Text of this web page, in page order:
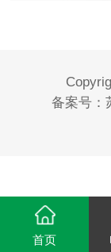
备案号：
首页